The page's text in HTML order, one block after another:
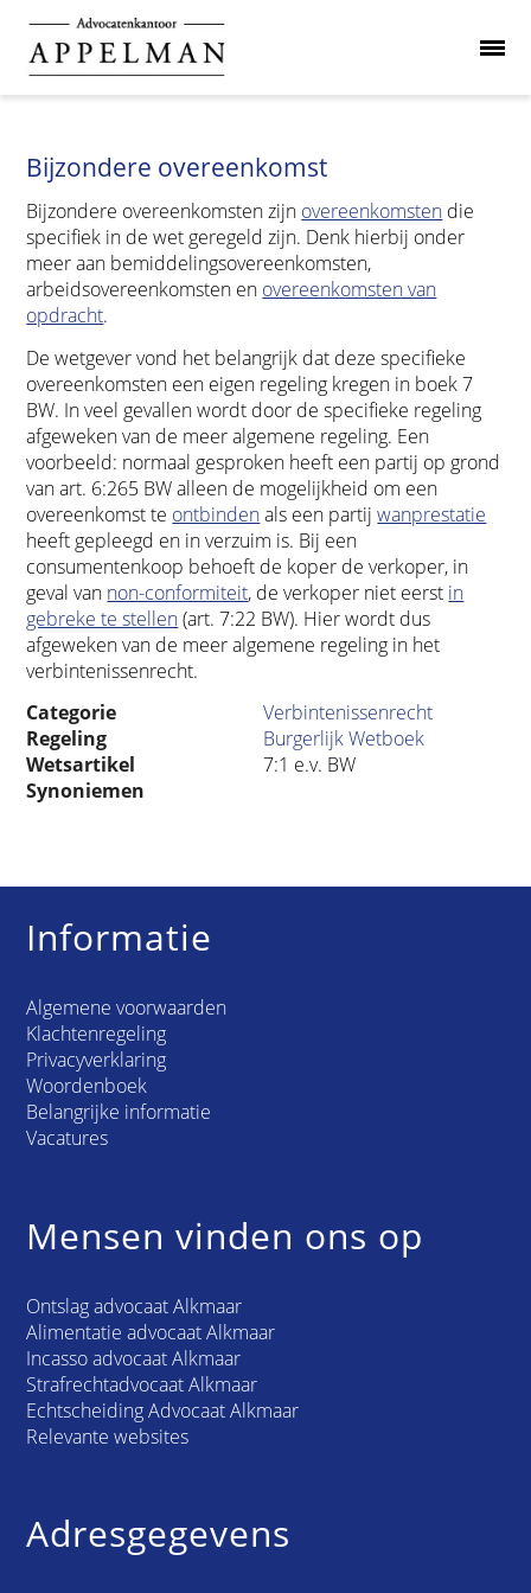
Bijzondere overeenkomst
Bijzondere overeenkomsten zijn overeenkomsten die
specifiek in de wet geregeld zijn. Denk hierbij onder
meer aan bemiddelingsovereenkomsten,
arbeidsovereenkomsten en overeenkomsten van
opdracht.
De wetgever vond het belangrijk dat deze specifieke
overeenkomsten een eigen regeling kregen in boek 7
BW. In veel gevallen wordt door de specifieke regeling
afgeweken van de meer algemene regeling. Een
voorbeeld: normaal gesproken heeft een partij op grond
van art. 6:265 BW alleen de mogelijkheid om een
overeenkomst te ontbindenals een partijwanprestatie
heeft gepleegd en in verzuim is. Bij een
consumentenkoop behoeft de koper de verkoper, in
geval van non-conformiteit, de verkoper niet eerst in
gebreke te stellen(art. 7:22 BW). Hier wordt dus
afgeweken van de meer algemene regeling in het
verbintenissenrecht.
Categorie
Verbintenissenrecht
Regeling
Burgerlijk Wetboek
Wetsartikel
7:1 e.v. BW
Synoniemen
Informatie
Algemene voorwaarden
Klachtenregeling
Privacyverklaring
Woordenboek
Belangrijke informatie
Vacatures
Mensen vinden ons op
Ontslag advocaat Alkmaar
Alimentatie advocaat Alkmaar
Incasso advocaat Alkmaar
Strafrechtadvocaat Alkmaar
Echtscheiding Advocaat Alkmaar
Relevante websites
Adresgegevens